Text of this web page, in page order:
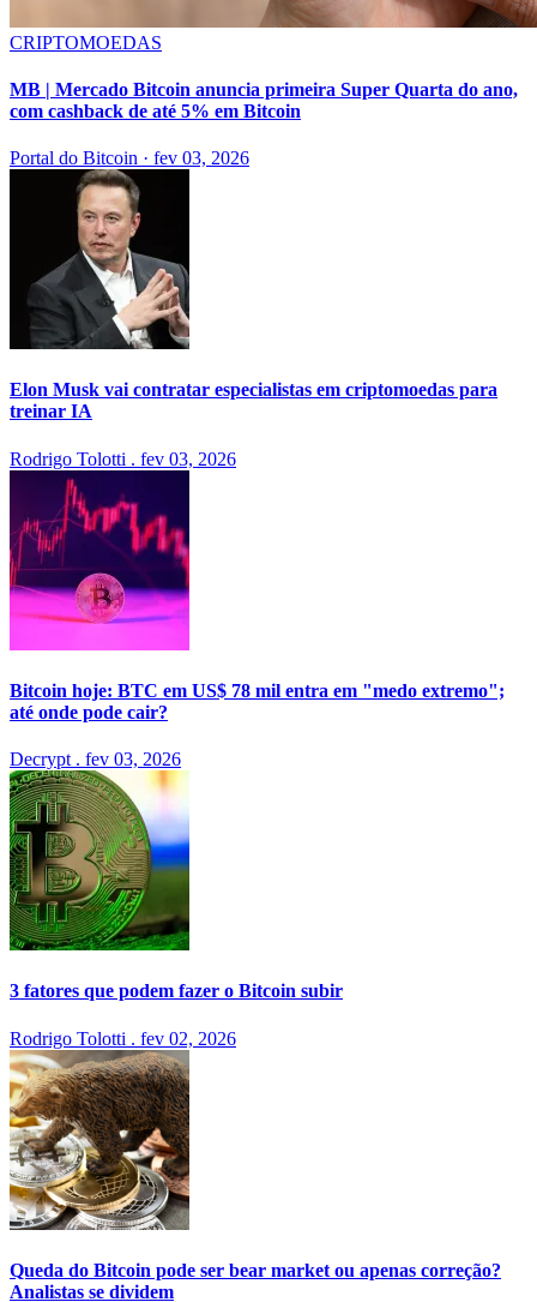
CRIPTOMOEDAS
MB | Mercado Bitcoin anuncia primeira Super Quarta do ano,
com cashback de até 5% em Bitcoin
Portal do Bitcoin · fev 03, 2026
Elon Musk vai contratar especialistas em criptomoedas para
treinar IA
Rodrigo Tolotti . fev 03, 2026
Bitcoin hoje: BTC em US$ 78 mil entra em "medo extremo";
até onde pode cair?
Decrypt . fev 03, 2026
3 fatores que podem fazer o Bitcoin subir
Rodrigo Tolotti . fev 02, 2026
Queda do Bitcoin pode ser bear market ou apenas correção?
Analistas se dividem